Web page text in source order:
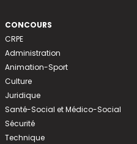
CONCOURS
CRPE
Administration
Animation-Sport
Culture
Juridique
Santé-Social et Médico-Social
Sécurité
Technique